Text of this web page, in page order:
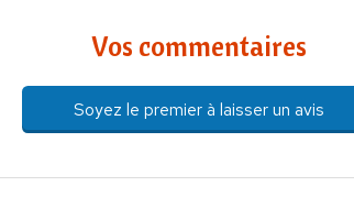
Vos commentaires
Soyez le premier à laisser un avis